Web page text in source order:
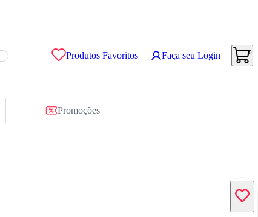
Produtos Favoritos Faça seu Login 0
Promoções